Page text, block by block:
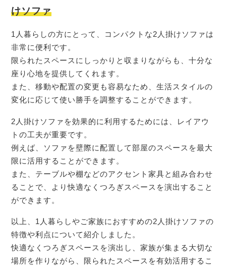
けソファ
1人暮らしの方にとって、コンパクトな2人掛けソファは
非常に便利です。
限られたスペースにしっかりと収まりながらも、十分な
座り心地を提供してくれます。
また、移動や配置の変更も容易なため、生活スタイルの
変化に応じて使い勝手を調整することができます。
2人掛けソファを効果的に利用するためには、レイアウ
トの工夫が重要です。
例えば、ソファを壁際に配置して部屋のスペースを最大
限に活用することができます。
また、テーブルや棚などのアクセント家具と組み合わせ
ることで、より快適なくつろぎスペースを演出すること
ができます。
以上、1人暮らしやご家族におすすめの2人掛けソファの
特徴や利点について紹介しました。
快適なくつろぎスペースを演出し、家族が集まる大切な
場所を作りながら、限られたスペースを有効活用するこ